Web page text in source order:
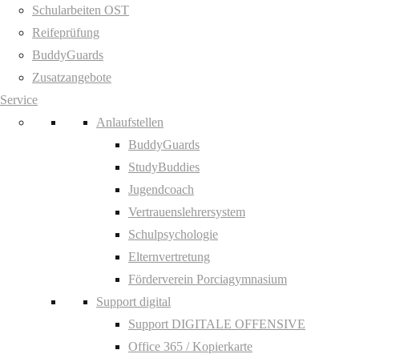
Schularbeiten OST
Reifeprüfung
BuddyGuards
Zusatzangebote
Service
Anlaufstellen
BuddyGuards
StudyBuddies
Jugendcoach
Vertrauenslehrersystem
Schulpsychologie
Elternvertretung
Förderverein Porciagymnasium
Support digital
Support DIGITALE OFFENSIVE
Office 365 / Kopierkarte